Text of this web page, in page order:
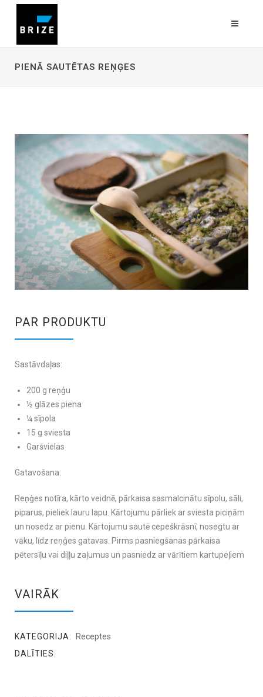
PIENĀ SAUTĒTAS REŅĢES
PAR PRODUKTU
Sastāvdaļas:
200 g reņģu
½ glāzes piena
¼ sīpola
15 g sviesta
Garšvielas
Gatavošana:
Reņģes notīra, kārto veidnē, pārkaisa sasmalcinātu sīpolu, sāli,
piparus, pieliek lauru lapu. Kārtojumu pārliek ar sviesta piciņām
un nosedz ar pienu. Kārtojumu sautē cepeškrāsnī, nosegtu ar
vāku, līdz reņģes gatavas. Pirms pasniegšanas pārkaisa
pētersīļu vai diļļu zaļumus un pasniedz ar vārītiem kartupeļiem
VAIRĀK
KATEGORIJA:
Receptes
DALĪTIES: